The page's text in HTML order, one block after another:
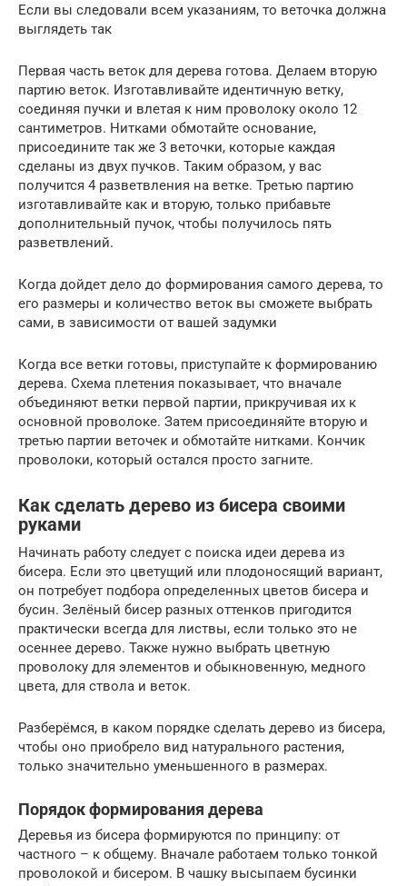
Если вы следовали всем указаниям, то веточка должна
выглядеть так
Первая часть веток для дерева готова. Делаем вторую
партию веток. Изготавливайте идентичную ветку,
соединяя пучки и влетая к ним проволоку около 12
сантиметров. Нитками обмотайте основание,
присоедините так же 3 веточки, которые каждая
сделаны из двух пучков. Таким образом, у вас
получится 4 разветвления на ветке. Третью партию
изготавливайте как и вторую, только прибавьте
дополнительный пучок, чтобы получилось пять
разветвлений.
Когда дойдет дело до формирования самого дерева, то
его размеры и количество веток вы сможете выбрать
сами, в зависимости от вашей задумки
Когда все ветки готовы, приступайте к формированию
дерева. Схема плетения показывает, что вначале
объединяют ветки первой партии, прикручивая их к
основной проволоке. Затем присоединяйте вторую и
третью партии веточек и обмотайте нитками. Кончик
проволоки, который остался просто загните.
Как сделать дерево из бисера своими
руками
Начинать работу следует с поиска идеи дерева из
бисера. Если это цветущий или плодоносящий вариант,
он потребует подбора определенных цветов бисера и
бусин. Зелёный бисер разных оттенков пригодится
практически всегда для листвы, если только это не
осеннее дерево. Также нужно выбрать цветную
проволоку для элементов и обыкновенную, медного
цвета, для ствола и веток.
Разберёмся, в каком порядке сделать дерево из бисера,
чтобы оно приобрело вид натурального растения,
только значительно уменьшенного в размерах.
Порядок формирования дерева
Деревья из бисера формируются по принципу: от
частного – к общему. Вначале работаем только тонкой
проволокой и бисером. В чашку высыпаем бусинки